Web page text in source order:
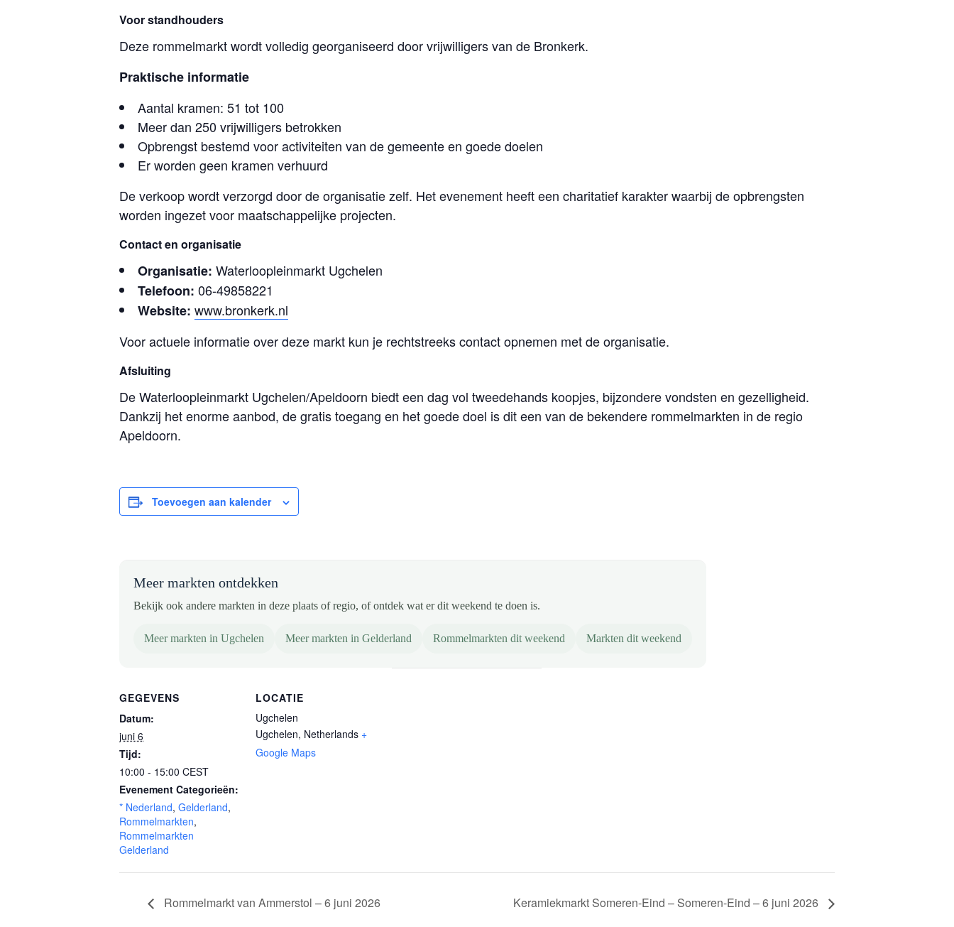
Voor standhouders
Deze rommelmarkt wordt volledig georganiseerd door vrijwilligers van de Bronkerk.
Praktische informatie
Aantal kramen: 51 tot 100
Meer dan 250 vrijwilligers betrokken
Opbrengst bestemd voor activiteiten van de gemeente en goede doelen
Er worden geen kramen verhuurd
De verkoop wordt verzorgd door de organisatie zelf. Het evenement heeft een charitatief karakter waarbij de opbrengsten
worden ingezet voor maatschappelijke projecten.
Contact en organisatie
Organisatie: Waterloopleinmarkt Ugchelen
Telefoon: 06-49858221
Website: www.bronkerk.nl
Voor actuele informatie over deze markt kun je rechtstreeks contact opnemen met de organisatie.
Afsluiting
De Waterloopleinmarkt Ugchelen/Apeldoorn biedt een dag vol tweedehands koopjes, bijzondere vondsten en gezelligheid.
Dankzij het enorme aanbod, de gratis toegang en het goede doel is dit een van de bekendere rommelmarkten in de regio
Apeldoorn.
Toevoegen aan kalender
Meer markten ontdekken
Bekijk ook andere markten in deze plaats of regio, of ontdek wat er dit weekend te doen is.
Meer markten in Ugchelen Meer markten in Gelderland Rommelmarkten dit weekend Markten dit weekend
GEGEVENS
Datum:
juni 6
Tijd:
10:00 - 15:00 CEST
Evenement Categorieën:
* Nederland, Gelderland,
Rommelmarkten,
Rommelmarkten
Gelderland
LOCATIE
Ugchelen
Ugchelen, Netherlands +
Google Maps
Rommelmarkt van Ammerstol – 6 juni 2026 Keramiekmarkt Someren-Eind – Someren-Eind – 6 juni 2026